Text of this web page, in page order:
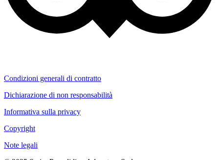
Condizioni generali di contratto
Dichiarazione di non responsabilità
Informativa sulla privacy
Copyright
Note legali